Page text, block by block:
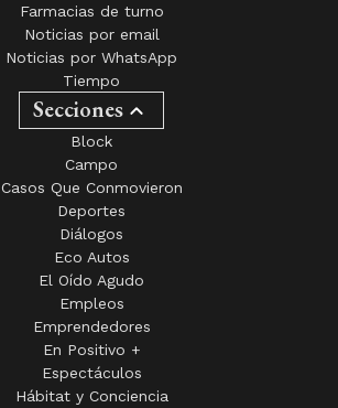
Farmacias de turno
Noticias por email
Noticias por WhatsApp
Tiempo
Secciones
Block
Campo
Casos Que Conmovieron
Deportes
Diálogos
Eco Autos
El Oído Agudo
Empleos
Emprendedores
En Positivo +
Espectáculos
Hábitat y Conciencia